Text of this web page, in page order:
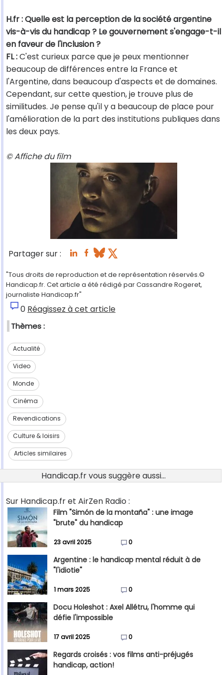
H.fr : Quelle est la perception de la société argentine
vis-à-vis du handicap ? Le gouvernement s'engage-t-il
en faveur de l'inclusion ?
FL :C'est curieux parce que je peux mentionner
beaucoup de différences entre la France et
l'Argentine, dans beaucoup d'aspects et de domaines.
Cependant, sur cette question, je trouve plus de
similitudes. Je pense qu'il y a beaucoup de place pour
l'amélioration de la part des institutions publiques dans
les deux pays.
© Affiche du film
Partager sur :
"Tous droits de reproduction et de représentation réservés.©
Handicap.fr. Cet article a été rédigé par Cassandre Rogeret,
journaliste Handicap.fr"
0 Réagissez à cet article
Thèmes :
Actualité
Video
Monde
Cinéma
Revendications
Culture & loisirs
Articles similaires
Handicap.fr vous suggère aussi...
Sur Handicap.fr et AirZen Radio :
Film "Simón de la montaña" : une image
"brute" du handicap
23 avril 2025 0
Argentine : le handicap mental réduit à de
"l'idiotie"
1 mars 2025 0
Docu Holeshot : Axel Allétru, l'homme qui
défie l'impossible
17 avril 2025 0
Regards croisés : vos films anti-préjugés
handicap, action!